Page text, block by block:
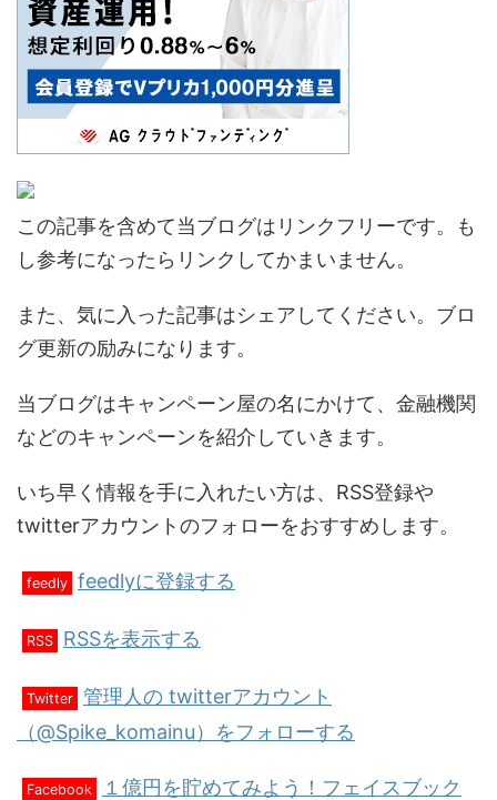
この記事を含めて当ブログはリンクフリーです。も
し参考になったらリンクしてかまいません。
また、気に入った記事はシェアしてください。ブロ
グ更新の励みになります。
当ブログはキャンペーン屋の名にかけて、金融機関
などのキャンペーンを紹介していきます。
いち早く情報を手に入れたい方は、RSS登録や
twitterアカウントのフォローをおすすめします。
feedly feedlyに登録する
RSS RSSを表示する
Twitter 管理人の twitterアカウント
（@Spike_komainu）をフォローする
Facebook
１億円を貯めてみよう！フェイスブック